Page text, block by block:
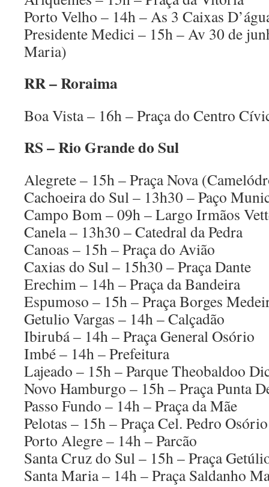
Porto Velho – 14h – As 3 Caixas
Presidente Medici – 15h – Av 30 de
Maria)
RR – Roraima
Boa Vista – 16h – Praça do Centro
RS – Rio Grande do Sul
Alegrete – 15h – Praça Nova
Cachoeira do Sul – 13h30 – Paço
Campo Bom – 09h – Largo Irmãos
Canela – 13h30 – Catedral da Pedra
Canoas – 15h – Praça do Avião
Caxias do Sul – 15h30 – Praça Dante
Erechim – 14h – Praça da Bandeira
Espumoso – 15h – Praça Borges
Getulio Vargas – 14h – Calçadão
Ibirubá – 14h – Praça General Osório
Imbé – 14h – Prefeitura
Lajeado – 15h – Parque Theobaldoo
Novo Hamburgo – 15h – Praça Punta
Passo Fundo – 14h – Praça da Mãe
Pelotas – 15h – Praça Cel. Pedro Osório
Porto Alegre – 14h – Parcão
Santa Cruz do Sul – 15h – Praça
Santa Maria – 14h – Praça Saldanho